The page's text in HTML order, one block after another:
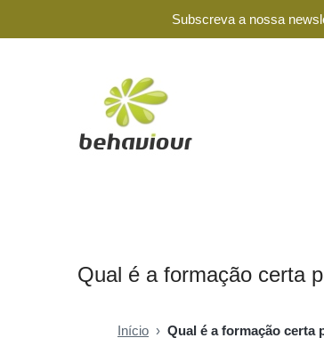
Qual é a formação certa
Início › Qual é a formação certa
Subscreva a nossa